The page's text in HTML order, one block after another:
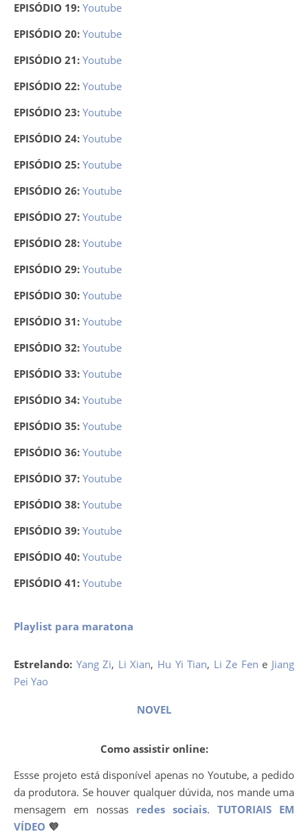
EPISÓDIO 19: Youtube
EPISÓDIO 20: Youtube
EPISÓDIO 21: Youtube
EPISÓDIO 22: Youtube
EPISÓDIO 23: Youtube
EPISÓDIO 24: Youtube
EPISÓDIO 25: Youtube
EPISÓDIO 26: Youtube
EPISÓDIO 27: Youtube
EPISÓDIO 28: Youtube
EPISÓDIO 29: Youtube
EPISÓDIO 30: Youtube
EPISÓDIO 31: Youtube
EPISÓDIO 32: Youtube
EPISÓDIO 33: Youtube
EPISÓDIO 34: Youtube
EPISÓDIO 35: Youtube
EPISÓDIO 36: Youtube
EPISÓDIO 37: Youtube
EPISÓDIO 38: Youtube
EPISÓDIO 39: Youtube
EPISÓDIO 40: Youtube
EPISÓDIO 41: Youtube
Playlist para maratona
Estrelando: Yang Zi, Li Xian, Hu Yi Tian, Li Ze Fen e Jiang
Pei Yao
NOVEL
Como assistir online:
Essse projeto está disponível apenas no Youtube, a pedido
da produtora. Se houver qualquer dúvida, nos mande uma
mensagem em nossas redes sociais. TUTORIAIS EM
VÍDEO 💜